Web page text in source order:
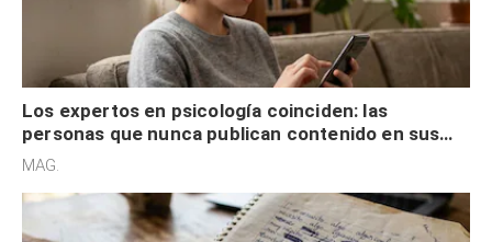
Los expertos en psicología coinciden: las
personas que nunca publican contenido en sus
redes sociales no pretenden buscar validación
MAG.